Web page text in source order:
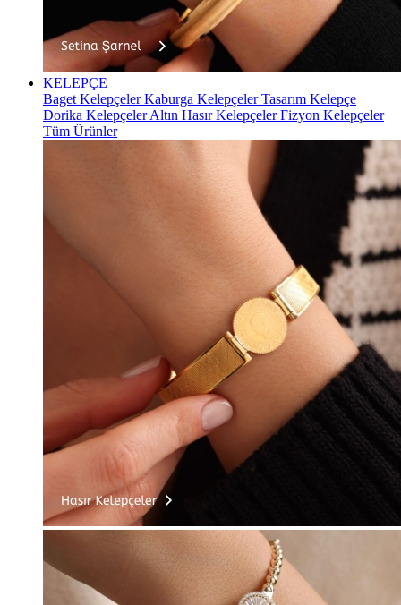
KELEPÇE
Baget KelepçelerKaburga KelepçelerTasarım Kelepçe
Dorika KelepçelerAltın Hasır KelepçelerFizyon Kelepçeler
Tüm Ürünler